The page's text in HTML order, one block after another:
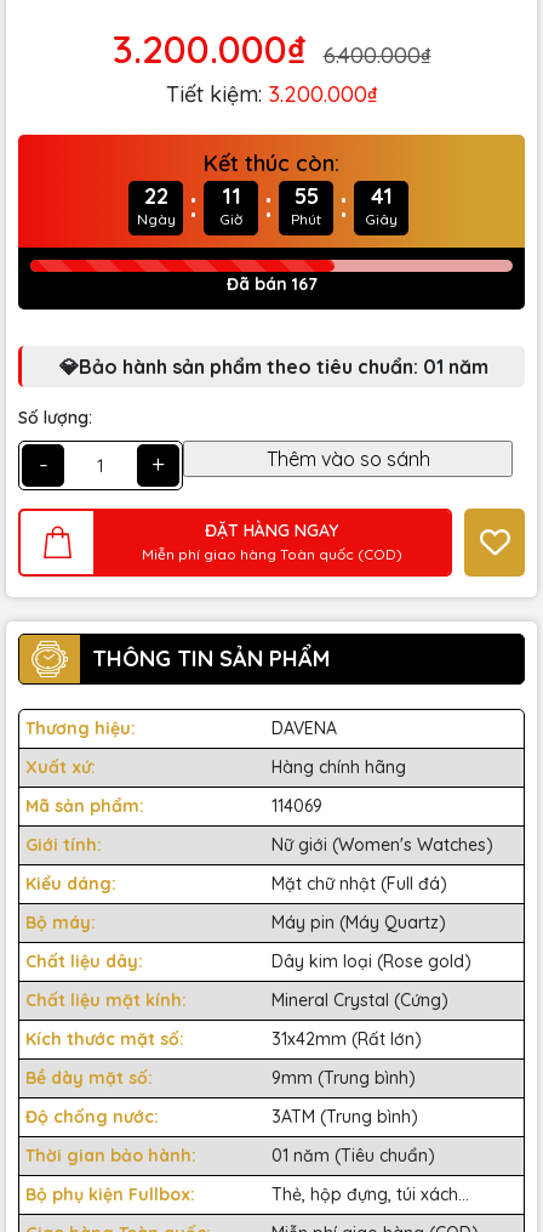
3.200.000₫
6.400.000₫
Tiết kiệm: 3.200.000₫
Kết thúc còn:
22
Ngày : 11
Giờ : 55
Phút : 40
Giây
Đã bán 167
💎Bảo hành sản phẩm theo tiêu chuẩn: 01 năm
Số lượng:
- +
ĐẶT HÀNG NGAY
Miễn phí giao hàng Toàn quốc (COD)
THÔNG TIN SẢN PHẨM
Thương hiệu:
DAVENA
Xuất xứ:
Hàng chính hãng
Mã sản phẩm:
114069
Giới tính:
Nữ giới (Women's Watches)
Kiểu dáng:
Mặt chữ nhật (Full đá)
Bộ máy:
Máy pin (Máy Quartz)
Chất liệu dây:
Dây kim loại (Rose gold)
Chất liệu mặt kính:
Mineral Crystal (Cứng)
Kích thước mặt số:
31x42mm (Rất lớn)
Bề dày mặt số:
9mm (Trung bình)
Độ chống nước:
3ATM (Trung bình)
Thời gian bảo hành:
01 năm (Tiêu chuẩn)
Bộ phụ kiện Fullbox:
Thẻ, hộp đựng, túi xách...